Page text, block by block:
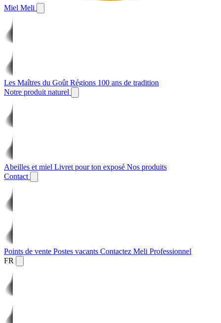
Miel Meli
Les Maîtres du GoûtRégions 100 ans de tradition
Notre produit naturel
Abeilles et miel Livret pour ton exposé Nos produits
Contact
Points de vente Postes vacants Contactez Meli Professionnel
FR